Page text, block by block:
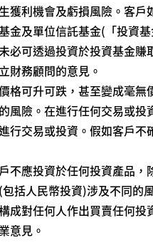
獲利機會及虧損風險。客
金及單位信託基金(「投資
必可透過投資於投資基金
財務顧問的意見。
格可升可跌，甚至變成毫
風險。在進行任何交易或
行交易或投資。假如客戶
不應投資於任何投資產品
括人民幣投資)涉及不同的
成對任何人作出買賣任何
意見。